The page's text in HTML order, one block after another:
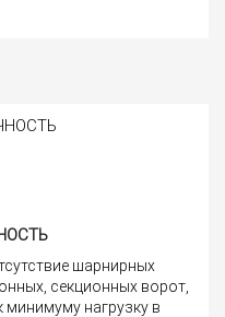
шарнирных
секционных ворот,
нагрузку в